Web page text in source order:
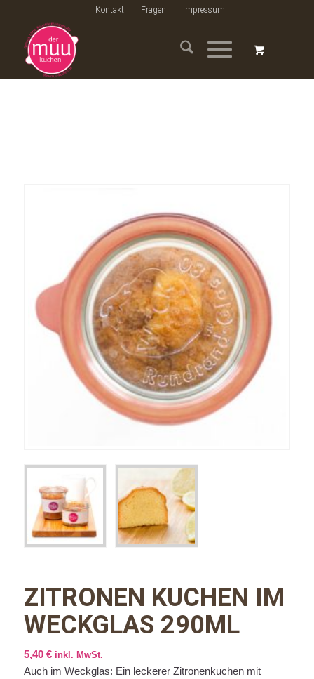
Kontakt Fragen Impressum
ZITRONEN KUCHEN IM
WECKGLAS 290ML
5,40 € inkl. MwSt.
Auch im Weckglas: Ein leckerer Zitronenkuchen mit